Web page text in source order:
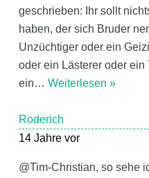
geschrieben: Ihr sollt
haben, der sich Bruder
Unzüchtiger oder ein
oder ein Lästerer oder ein
ein… Weiterlesen »
Roderich
14 Jahre vor
@Tim-Christian, so sehe